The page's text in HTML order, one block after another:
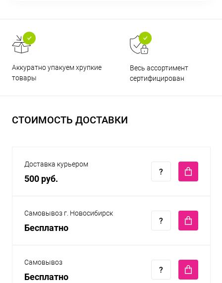
Аккуратно упакуем хрупкие
товары
Весь ассортимент
сертифицирован
СТОИМОСТЬ ДОСТАВКИ
Доставка курьером
500 руб.
Самовывоз г. Новосибирск
Бесплатно
Самовывоз
Бесплатно